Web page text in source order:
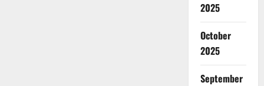
2025
October
2025
September